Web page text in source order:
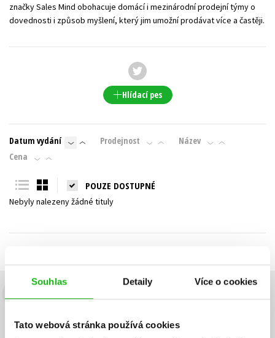
Souhlas Detaily Více o cookies
Tato webová stránka používá cookies
Společnost, politika
Technika a věda
Učebnice
Všechny tituly
značky Sales Mind obohacuje domácí i mezinárodní prodejní týmy o
dovednosti i způsob myšlení, který jim umožní prodávat více a častěji.
Hlídací pes
Datum vydání Prodejnost
Název
Cena
POUZE DOSTUPNÉ
Nebyly nalezeny žádné tituly
Budete to vědět jako první!
Zajímá Vás, jaký knižní hit právě vychází, na jaké zboží je výhodná